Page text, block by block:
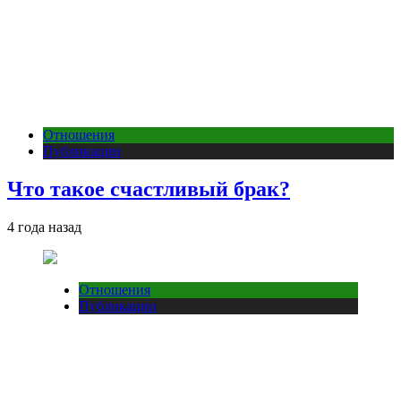
Отношения
Публикации
Что такое счастливый брак?
4 года назад
Отношения
Публикации